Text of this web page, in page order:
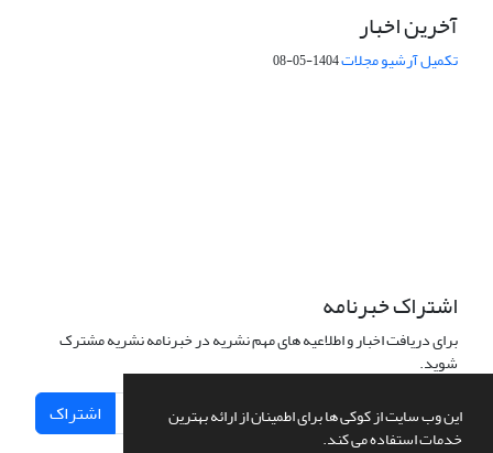
این وب سایت از کوکی ها برای اطمینان از ارائه بهترین
خدمات استفاده می کند.
آخرین اخبار
تکمیل آرشیو مجلات1404-05-08
اشتراک خبرنامه
برای دریافت اخبار و اطلاعیه های مهم نشریه در خبرنامه نشریه مشترک
شوید.
اشتراک